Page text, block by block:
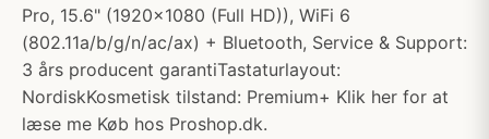
Pro, 15.6" (1920x1080 (Full HD)), WiFi 6
(802.11a/b/g/n/ac/ax) + Bluetooth, Service & Support:
3 års producent garantiTastaturlayout:
NordiskKosmetisk tilstand: Premium+ Klik her for at
læse me Køb hos Proshop.dk.